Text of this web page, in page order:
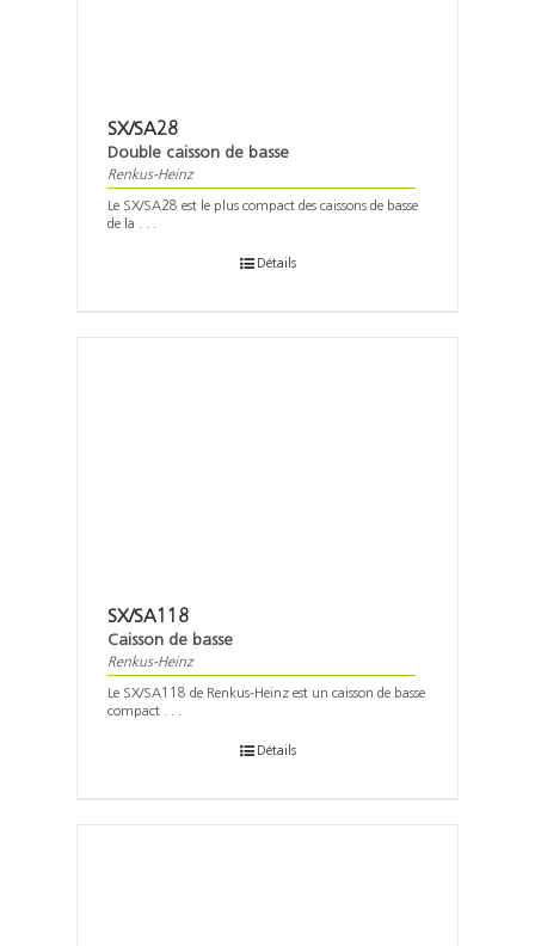
SX/SA28
Double caisson de basse
Renkus-Heinz
Le SX/SA28 est le plus compact des caissons de basse
de la . . .
Détails
SX/SA118
Caisson de basse
Renkus-Heinz
Le SX/SA118 de Renkus-Heinz est un caisson de basse
compact . . .
Détails